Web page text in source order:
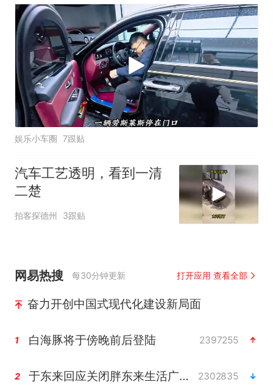
娱乐小车圈 7跟贴
汽车工艺透明，看到一清
二楚
拍客探德州 3跟贴
网易热搜 每30分钟更新 打开应用 查看全部
奋力开创中国式现代化建设新局面
1 白海豚将于傍晚前后登陆 2397255
2 于东来回应关闭胖东来生活广场店 2302835